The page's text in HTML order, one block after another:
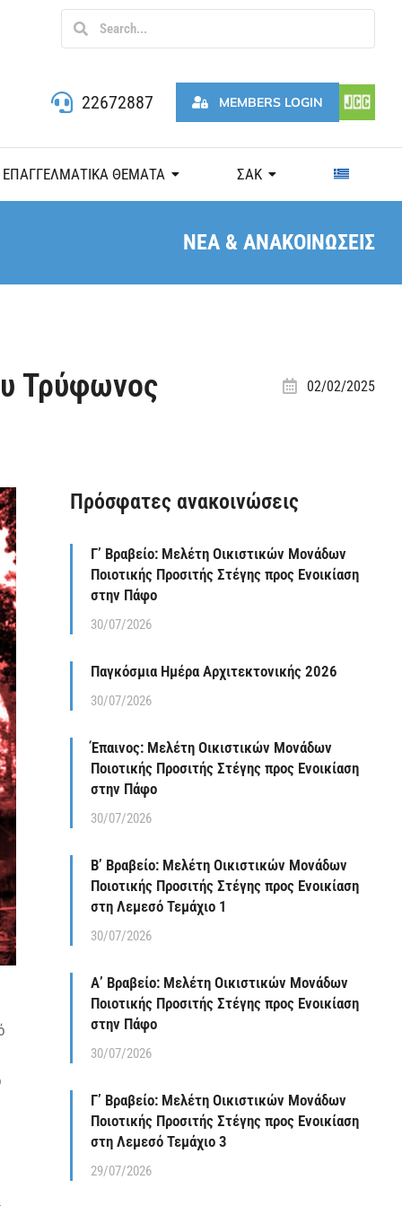
22672887 MEMBERS LOGIN
ΕΠΑΓΓΕΛΜΑΤΙΚΑ ΘΕΜΑΤΑ ΣΑΚ
ΝΕΑ & ΑΝΑΚΟΙΝΩΣΕΙΣ
Τρύφωνος 02/02/2025
Πρόσφατες ανακοινώσεις
Γ’ Βραβείο: Μελέτη Οικιστικών Μονάδων
Ποιοτικής Προσιτής Στέγης προς Ενοικίαση
στην Πάφο
30/07/2026
Παγκόσμια Ημέρα Αρχιτεκτονικής 2026
30/07/2026
Έπαινος: Μελέτη Οικιστικών Μονάδων
Ποιοτικής Προσιτής Στέγης προς Ενοικίαση
στην Πάφο
30/07/2026
Β’ Βραβείο: Μελέτη Οικιστικών Μονάδων
Ποιοτικής Προσιτής Στέγης προς Ενοικίαση
στη Λεμεσό Τεμάχιο 1
30/07/2026
Α’ Βραβείο: Μελέτη Οικιστικών Μονάδων
Ποιοτικής Προσιτής Στέγης προς Ενοικίαση
στην Πάφο
30/07/2026
Γ’ Βραβείο: Μελέτη Οικιστικών Μονάδων
Ποιοτικής Προσιτής Στέγης προς Ενοικίαση
στη Λεμεσό Τεμάχιο 3
29/07/2026